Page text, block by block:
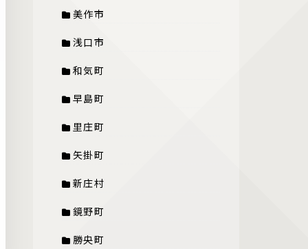
美作市
浅口市
和気町
早島町
里庄町
矢掛町
新庄村
鏡野町
勝央町